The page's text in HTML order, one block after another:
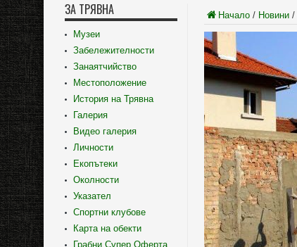
Начало / Новини /
ЗА ТРЯВНА
Музеи
Забележителности
Занаятчийство
Местоположение
История на Трявна
Галерия
Видео галерия
Личности
Екопътеки
Околности
Указател
Спортни клубове
Карта на обекти
Грабни Супер Оферта